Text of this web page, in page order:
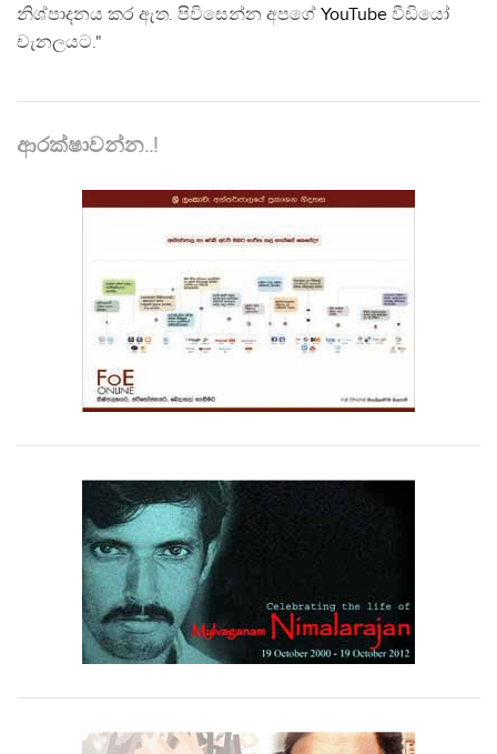
නිශ්පාදනය කර ඇත. පිවිසෙන්න අපගේ YouTube වීඩියෝ
චැනලයට."
ආරක්ෂාවන්න..!